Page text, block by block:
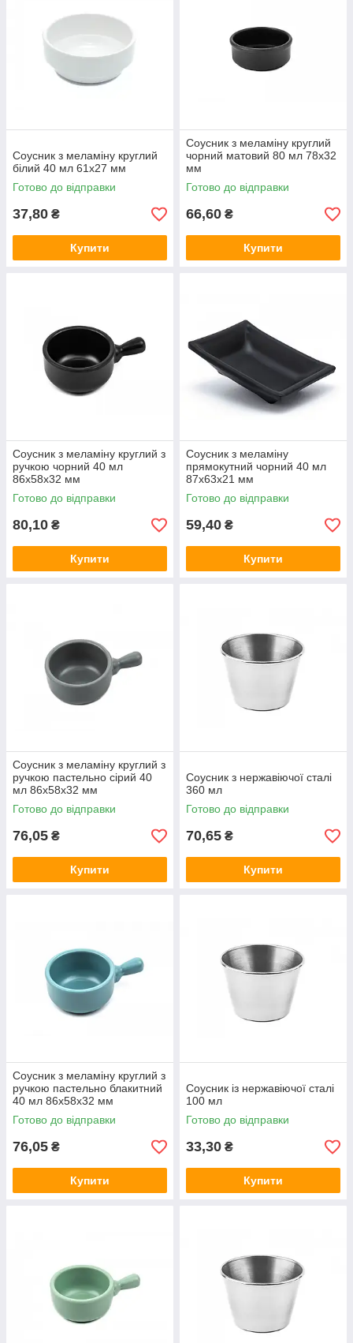
Соусник з меламіну круглий
білий 40 мл 61х27 мм
Готово до відправки
37,80 ₴
Купити
Соусник з меламіну круглий
чорний матовий 80 мл 78х32
мм
Готово до відправки
66,60 ₴
Купити
Соусник з меламіну круглий з
ручкою чорний 40 мл
86х58х32 мм
Готово до відправки
80,10 ₴
Купити
Соусник з меламіну
прямокутний чорний 40 мл
87х63х21 мм
Готово до відправки
59,40 ₴
Купити
Соусник з меламіну круглий з
ручкою пастельно сірий 40
мл 86х58х32 мм
Готово до відправки
76,05 ₴
Купити
Соусник з нержавіючої сталі
360 мл
Готово до відправки
70,65 ₴
Купити
Соусник з меламіну круглий з
ручкою пастельно блакитний
40 мл 86х58х32 мм
Готово до відправки
76,05 ₴
Купити
Соусник із нержавіючої сталі
100 мл
Готово до відправки
33,30 ₴
Купити